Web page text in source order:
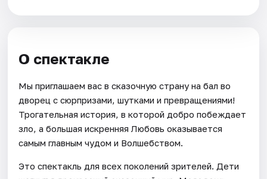
О спектакле
Мы приглашаем вас в сказочную страну на бал во
дворец с сюрпризами, шутками и превращениями!
Трогательная история, в которой добро побеждает
зло, а большая искренняя Любовь оказывается
самым главным чудом и Волшебством.
Это спектакль для всех поколений зрителей. Дети